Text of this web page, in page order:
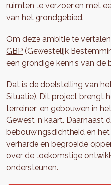
ruimten te verzoenen met
van het grondgebied.
Om deze ambitie te
GBP (Gewestelijk
een grondige kennis van de
Dat is de doelstelling van
Situatie). Dit project brengt
terreinen en gebouwen in
Gewest in kaart. Daarnaast
bebouwingsdichtheid en
verharde en begroeide
over de toekomstige
ondersteunen.